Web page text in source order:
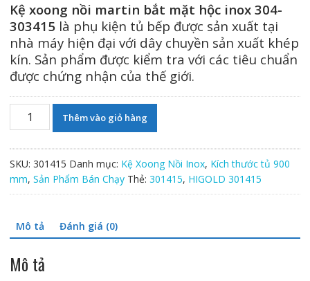
là:
4,400,000 ₫.
tại
là:
3,960,000 ₫.
Kệ xoong nồi martin bắt mặt hộc inox 304-
303415 là phụ kiện tủ bếp được sản xuất tại
nhà máy hiện đại với dây chuyền sản xuất khép
kín. Sản phẩm được kiểm tra với các tiêu chuẩn
được chứng nhận của thế giới.
bắt
mặt
304-
số
Thêm vào giỏ hàng
SKU: 301415 Danh mục: Kệ Xoong Nồi Inox, Kích thước tủ 900
mm, Sản Phẩm Bán Chạy Thẻ: 301415, HIGOLD 301415
Mô tả Đánh giá (0)
Mô tả